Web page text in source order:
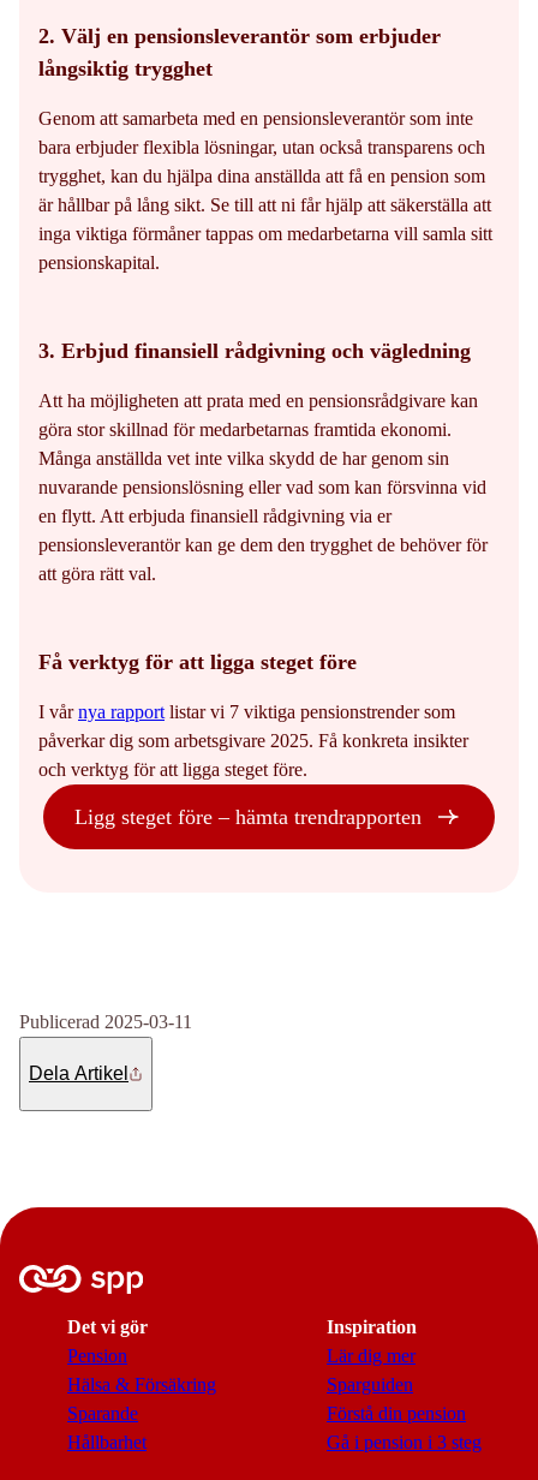
2. Välj en pensionsleverantör som erbjuder
långsiktig trygghet
Genom att samarbeta med en pensionsleverantör som inte
bara erbjuder flexibla lösningar, utan också transparens och
trygghet, kan du hjälpa dina anställda att få en pension som
är hållbar på lång sikt. Se till att ni får hjälp att säkerställa att
inga viktiga förmåner tappas om medarbetarna vill samla sitt
pensionskapital.
3. Erbjud finansiell rådgivning och vägledning
Att ha möjligheten att prata med en pensionsrådgivare kan
göra stor skillnad för medarbetarnas framtida ekonomi.
Många anställda vet inte vilka skydd de har genom sin
nuvarande pensionslösning eller vad som kan försvinna vid
en flytt. Att erbjuda finansiell rådgivning via er
pensionsleverantör kan ge dem den trygghet de behöver för
att göra rätt val.
Få verktyg för att ligga steget före
I vårnya rapport listar vi 7 viktiga pensionstrender som
påverkar dig som arbetsgivare 2025. Få konkreta insikter
och verktyg för att ligga steget före.
Ligg steget före – hämta trendrapporten
Publicerad 2025-03-11
Dela Artikel
Det vi gör
Pension
Hälsa & Försäkring
Sparande
Hållbarhet
Inspiration
Lär dig mer
Sparguiden
Förstå din pension
Gå i pension i 3 steg